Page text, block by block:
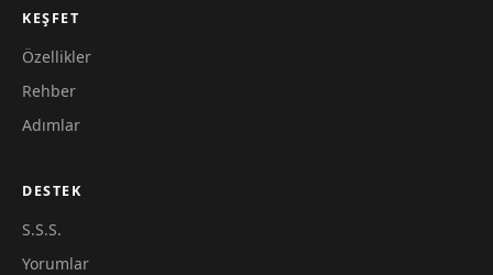
KEŞFET
Özellikler
Rehber
Adımlar
DESTEK
S.S.S.
Yorumlar